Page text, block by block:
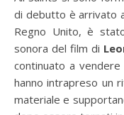
di debutto è arrivato
Regno Unito, è
sonora del film di
continuato a
hanno intrapreso un
materiale e